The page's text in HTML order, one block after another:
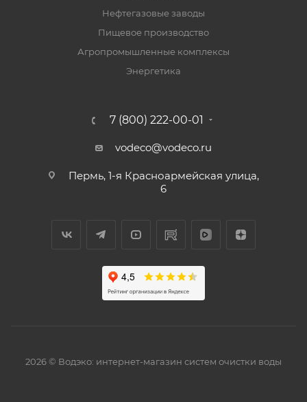
Нефтегазовые заводы
Пищевое производство
Агропромышленные комплексы
Энергетика
7 (800) 222-00-01
vodeco@vodeco.ru
Пермь, 1-я Красноармейская улица,
6
2026 © Водэко: интернет-магазин систем очистки воды